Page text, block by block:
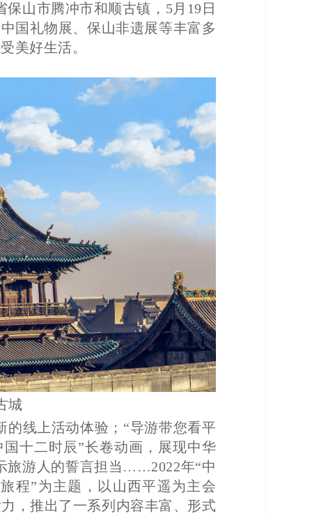
保山市腾冲市和顺古镇，5月19日
国礼物展、保山非遗展等丰富多
美好生活。
城
的线上活动体验；“导游带您看平
十二时辰”长卷动画，展现中华
旅游人的誓言担当……2022年“中
程”为主题，以山西平遥为主会
，推出了一系列内容丰富、形式